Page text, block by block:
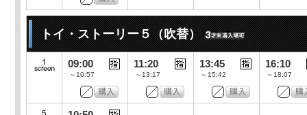
トイ・ストーリー５（吹替）
09:00
～10:57
11:20
～13:17
13:45
～15:42
16:10
～18:07